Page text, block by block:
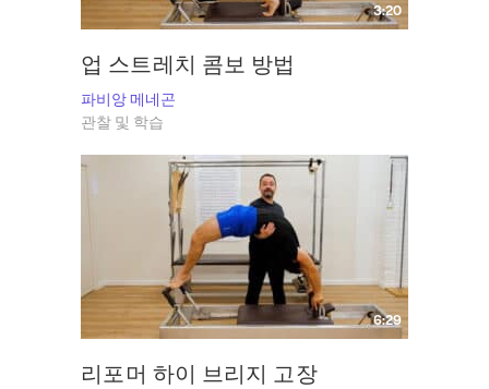
3:20
업 스트레치 콤보 방법
파비앙 메네곤
관찰 및 학습
6:29
리포머 하이 브리지 고장